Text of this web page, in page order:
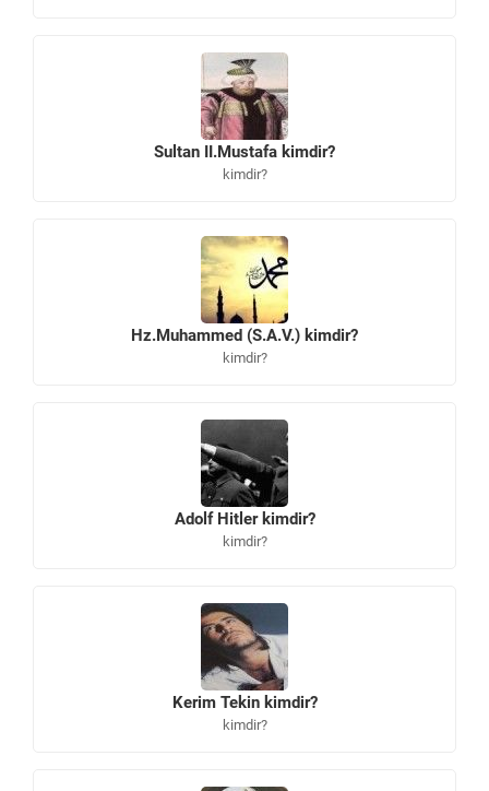
Sultan II.Mustafa kimdir?
kimdir?
Hz.Muhammed (S.A.V.) kimdir?
kimdir?
Adolf Hitler kimdir?
kimdir?
Kerim Tekin kimdir?
kimdir?